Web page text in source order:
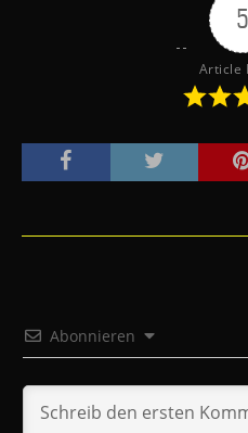
5
Article
Abonnieren